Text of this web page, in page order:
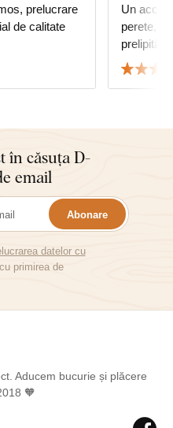
prelucrare
de calitate
Un
perete,
prelipită,
calitate...
în căsuța D-
email
Abonare
datelor cu
primirea de
Aducem bucurie și plăcere
🧡